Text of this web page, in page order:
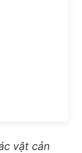
vật cản